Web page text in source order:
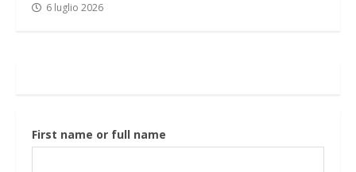
6 luglio 2026
First name or full name